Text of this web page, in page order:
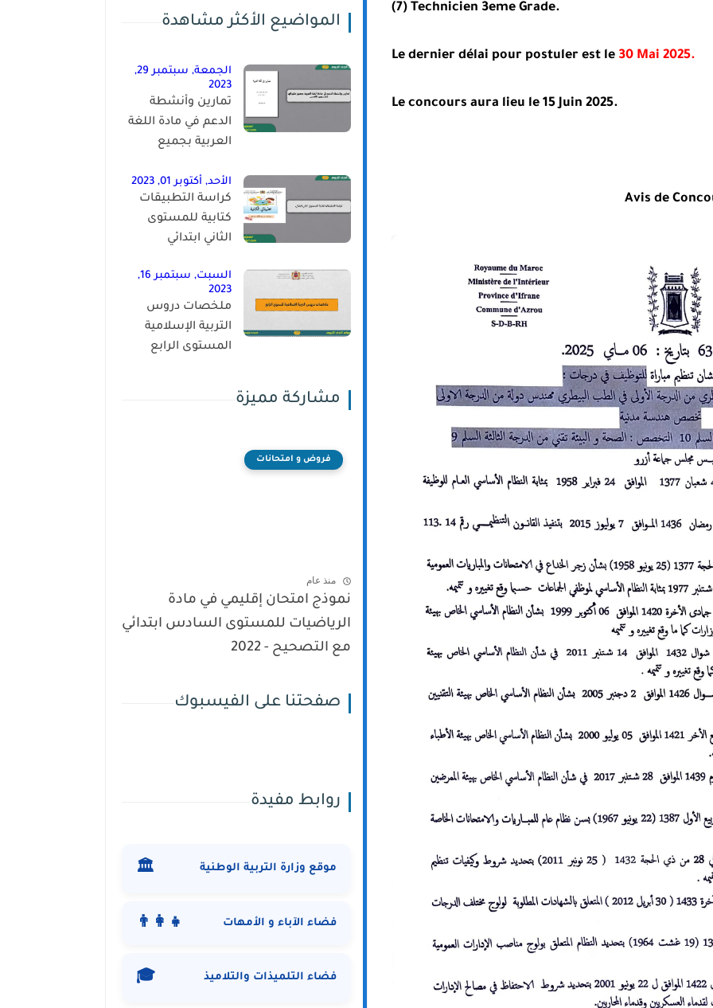
(7) Technicien 3eme Grade.
Le dernier délai pour postuler est le 30 Mai 2025.
Le concours aura lieu le 15 Juin 2025.
Avis de
المواضيع الأكثر مشاهدة
الجمعة, سبتمبر 29,
2023
تمارين وأنشطة
الدعم في مادة اللغة
العربية بجميع
الخامس
الأحد, أكتوبر 01, 2023
كراسة التطبيقات
كتابية للمستوى
الثاني ابتدائي
السبت, سبتمبر 16,
2023
ملخصات دروس
التربية الإسلامية
المستوى الرابع
مشاركة مميزة
فروض و امتحانات
منذ عام
نموذج امتحان إقليمي في مادة
الرياضيات للمستوى السادس ابتدائي
مع التصحيح - 2022
صفحتنا على الفيسبوك
روابط مفيدة
موقع وزارة التربية الوطنية 🏛️
فضاء الآباء و الأمهات 👨‍👩‍👧
فضاء التلميذات والتلاميذ 🎓